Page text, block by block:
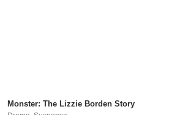
Monster: The Lizzie Borden Story